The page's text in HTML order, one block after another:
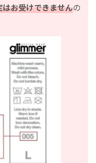
はお受けできませんの